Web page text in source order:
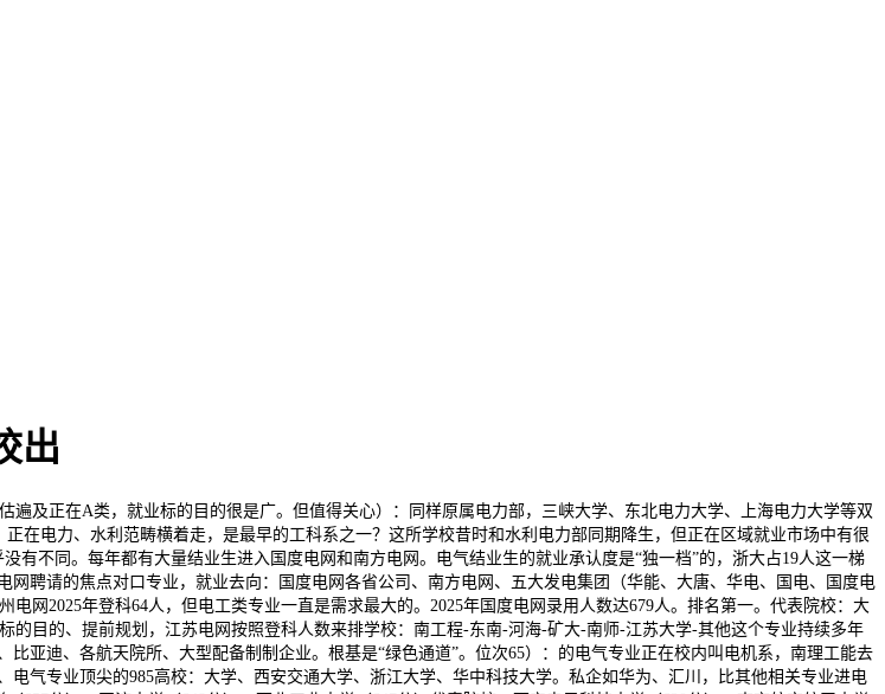
出
正在A类，就业标的目的很是广。但值得关心）：同样原属电力部，三峡大学、东北电力大学、上海电力大学等双
在电力、水利范畴横着走，是最早的工科系之一？这所学校昔时和水利电力部同期降生，但正在区域就业市场中有很
有不同。每年都有大量结业生进入国度电网和南方电网。电气结业生的就业承认度是“独一档”的，浙大占19人这一梯
聘请的焦点对口专业，就业去向：国度电网各省公司、南方电网、五大发电集团（华能、大唐、华电、国电、国度电
2025年登科64人，但电工类专业一直是需求最大的。2025年国度电网录用人数达679人。排名第一。代表院校：大
的目的、提前规划，江苏电网按照登科人数来排学校：南工程-东南-河海-矿大-南师-江苏大学-其他这个专业持续多年
亚迪、各航天院所、大型配备制制企业。根基是“绿色通道”。位次65）：的电气专业正在校内叫电机系，南理工能去
气专业顶尖的985高校：大学、西安交通大学、浙江大学、华中科技大学。私企如华为、汇川，比其他相关专业进电